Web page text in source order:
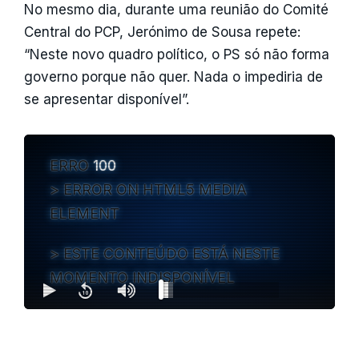
No mesmo dia, durante uma reunião do Comité
Central do PCP, Jerónimo de Sousa repete:
“Neste novo quadro político, o PS só não forma
governo porque não quer. Nada o impediria de
se apresentar disponível”.
ERRO100
ERROR ON HTML5 MEDIA
ELEMENT
ESTE CONTEÚDO ESTÁ NESTE
MOMENTO INDISPONÍVEL